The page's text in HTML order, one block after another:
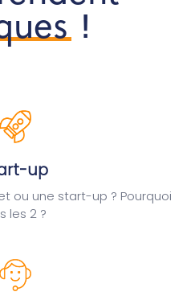
!
up
ou une start-up ? Pourquoi
les 2 ?